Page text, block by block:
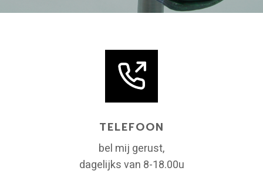
TELEFOON
bel mij gerust,
dagelijks van 8-18.00u